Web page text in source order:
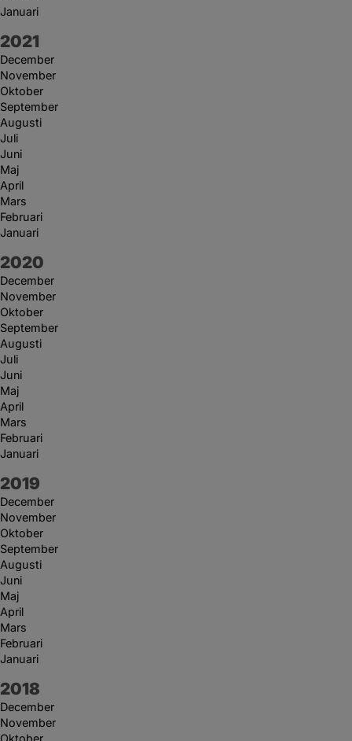
Januari
År:
2021
December
November
Oktober
September
Augusti
Juli
Juni
Maj
April
Mars
Februari
Januari
År:
2020
December
November
Oktober
September
Augusti
Juli
Juni
Maj
April
Mars
Februari
Januari
År:
2019
December
November
Oktober
September
Augusti
Juni
Maj
April
Mars
Februari
Januari
År:
2018
December
November